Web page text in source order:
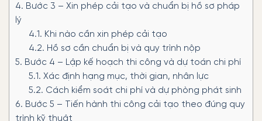
4. Bước 3 – Xin phép cải tạo và chuẩn bị hồ sơ pháp
lý
4.1. Khi nào cần xin phép cải tạo
4.2. Hồ sơ cần chuẩn bị và quy trình nộp
5. Bước 4 – Lập kế hoạch thi công và dự toán chi phí
5.1. Xác định hạng mục, thời gian, nhân lực
5.2. Cách kiểm soát chi phí và dự phòng phát sinh
6. Bước 5 – Tiến hành thi công cải tạo theo đúng quy
trình kỹ thuật